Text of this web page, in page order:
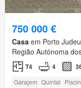
750 000 €
Casa em Porto
Região Autónoma
T4 4
Garajem Quintal